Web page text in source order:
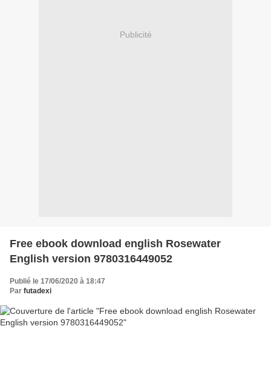
Publicité
Free ebook download english Rosewater
English version 9780316449052
Publié le 17/06/2020 à 18:47
Par futadexi